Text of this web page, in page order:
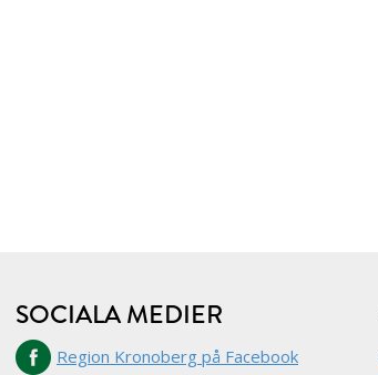
SOCIALA MEDIER
Region Kronoberg på Facebook